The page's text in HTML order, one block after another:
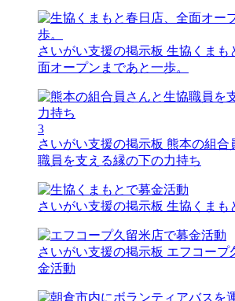
さいがい支援の掲示板 生協くまも
面オープンまであと一歩。
3
さいがい支援の掲示板 熊本の組合
職員を支える縁の下の力持ち
さいがい支援の掲示板 生協くまも
さいがい支援の掲示板 エフコープ
金活動